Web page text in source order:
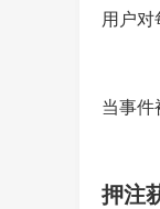
用户对
当事件
押注